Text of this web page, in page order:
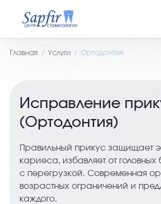
Главная Услуги Ортодонтия
Исправление
(Ортодонтия)
Правильный прикус защищает
кариеса, избавляет от головных
с перегрузкой. Современная
возрастных ограничений и
каждого.